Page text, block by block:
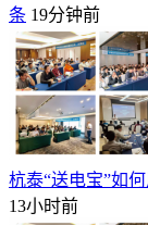
条 19分钟前
杭泰“送电宝”如
13小时前